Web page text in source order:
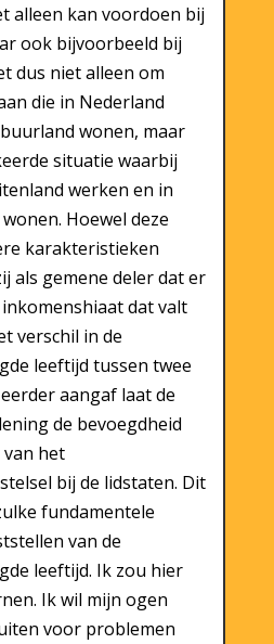
alleen kan voordoen bij
ook bijvoorbeeld bij
dus niet alleen om
die in Nederland
wonen, maar
situatie waarbij
werken en in
Hoewel deze
karakteristieken
als gemene deler dat er
dat valt
verschil in de
leeftijd tussen twee
aangaf laat de
de bevoegdheid
het
bij de lidstaten. Dit
fundamentele
van de
leeftijd. Ik zou hier
Ik wil mijn ogen
voor problemen